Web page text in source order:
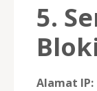
5.
Alamat IP: